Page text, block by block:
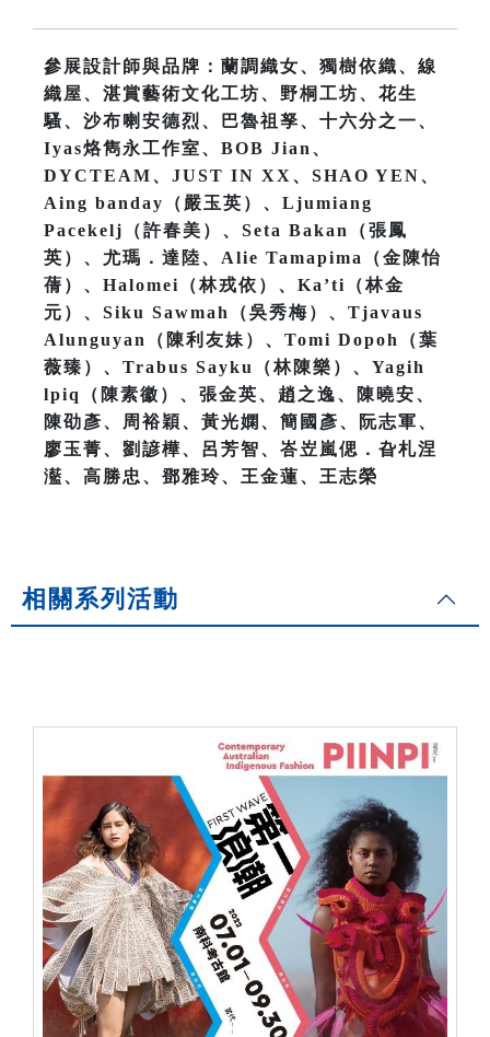
參展設計師與品牌：蘭調織女、獨樹依織、線
織屋、湛賞藝術文化工坊、野桐工坊、花生
騷、沙布喇安德烈、巴魯祖孥、十六分之一、
Iyas烙雋永工作室、BOB Jian、
DYCTEAM、JUST IN XX、SHAO YEN、
Aing banday（嚴玉英）、Ljumiang
Pacekelj（許春美）、Seta Bakan（張鳳
英）、尤瑪．達陸、Alie Tamapima（金陳怡
蒨）、Halomei（林戎依）、Ka’ti（林金
元）、Siku Sawmah（吳秀梅）、Tjavaus
Alunguyan（陳利友妹）、Tomi Dopoh（葉
薇臻）、Trabus Sayku（林陳樂）、Yagih
lpiq（陳素徽）、張金英、趙之逸、陳曉安、
陳劭彥、周裕穎、黃光嫻、簡國彥、阮志軍、
廖玉菁、劉諺樺、呂芳智、峇岦嵐偲．旮札涅
灆、高勝忠、鄧雅玲、王金蓮、王志榮
相關系列活動